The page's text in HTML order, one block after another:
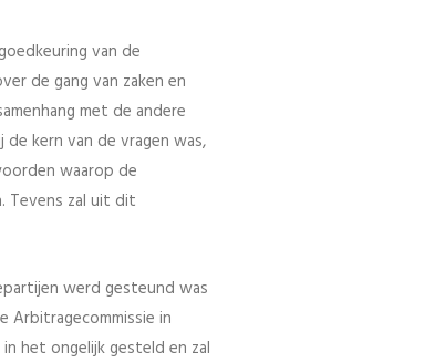
van de
de gang van zaken en
met de andere
kern van de vragen was,
waarop de
Tevens zal uit dit
werd gesteund was
Arbitragecommissie in
het ongelijk gesteld en zal